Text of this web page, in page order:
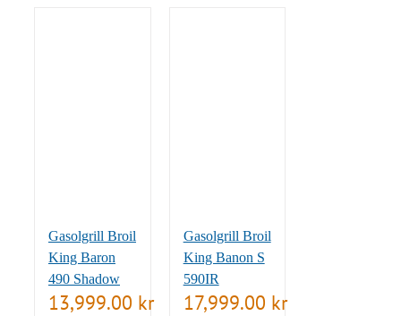
Gasolgrill Broil
King Baron
490 Shadow
13,999.00 kr
Gasolgrill Broil
King Banon S
590IR
17,999.00 kr